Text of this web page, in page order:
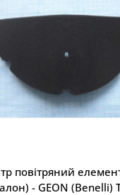
повітряний
- GEON (Benelli)